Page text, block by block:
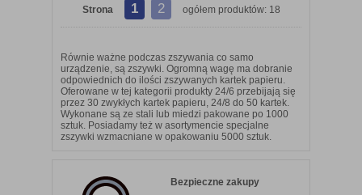
Strona 1 2 ogółem produktów: 18
Równie ważne podczas zszywania co samo
urządzenie, są zszywki. Ogromną wagę ma dobranie
odpowiednich do ilości zszywanych kartek papieru.
Oferowane w tej kategorii produkty 24/6 przebijają się
przez 30 zwykłych kartek papieru, 24/8 do 50 kartek.
Wykonane są ze stali lub miedzi pakowane po 1000
sztuk. Posiadamy też w asortymencie specjalne
zszywki wzmacniane w opakowaniu 5000 sztuk.
Bezpieczne zakupy